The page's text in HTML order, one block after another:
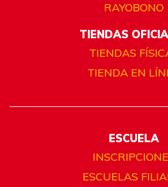
RAYOBONO
TIENDAS
TIENDAS
TIENDA EN
ESCUELA
ESCUELAS